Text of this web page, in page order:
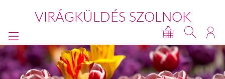
VIRÁGKÜLDÉS SZOLNOK